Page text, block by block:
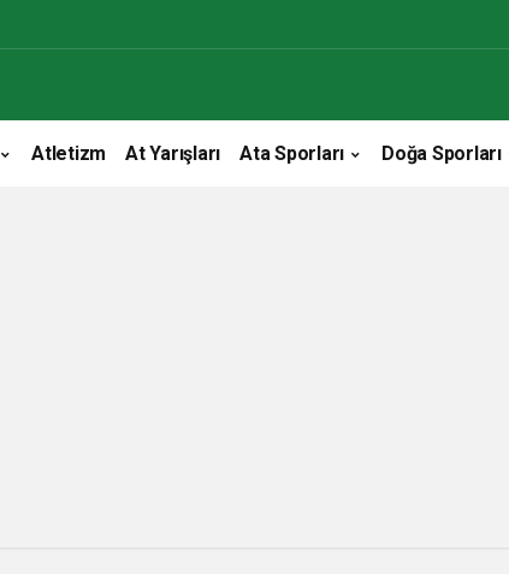
Atletizm At Yarışları Ata Sporları Doğa Sporları